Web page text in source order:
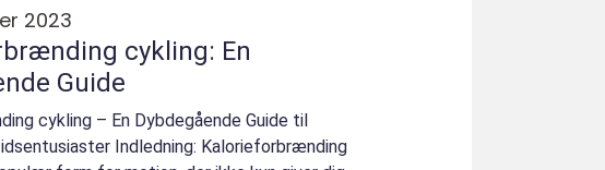
2023
cykling: En
Guide
cykling – En Dybdegående Guide til
Indledning: Kalorieforbrænding